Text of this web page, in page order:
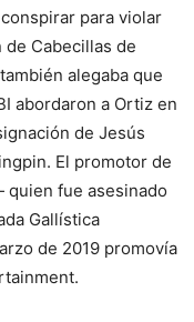
para violar
de Cabecillas de
alegaba que
abordaron a Ortiz en
de Jesús
El promotor de
fue asesinado
Gallística
de 2019 promovía